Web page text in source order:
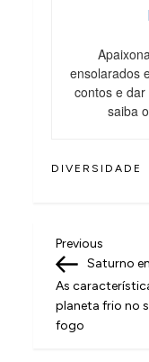
ensolarados
contos e
saiba
DIVERSIDADE
N
a
v
e
Previous
Post
Previous
Saturno
As
planeta frio no
fogo